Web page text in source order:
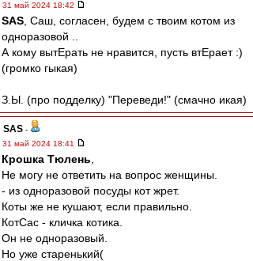
31 май 2024 18:42
SAS , Саш, согласен, будем с твоим котом из
одноразовой ..
А кому вытЕрать не нравится, пусть втЕрает :)
(громко гыкая)
З.Ы. (про подделку) "Переведи!" (смачно икая)
SAS -
31 май 2024 18:41
Крошка Тюлень
Не могу не ответить на вопрос женщины.
- из одноразовой посуды кот жрет.
Коты же не кушают, если правильно.
КотСас - кличка котика.
Он не одноразовый.
Но уже старенький(